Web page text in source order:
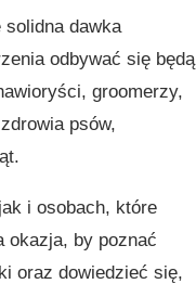
dawka
odbywać się będą
groomerzy,
psów,
i osobach, które
okazja, by poznać
oraz dowiedzieć się,